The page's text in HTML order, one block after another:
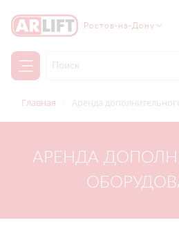
Ростов-на-Дону
Главная Аренда
АРЕНДА